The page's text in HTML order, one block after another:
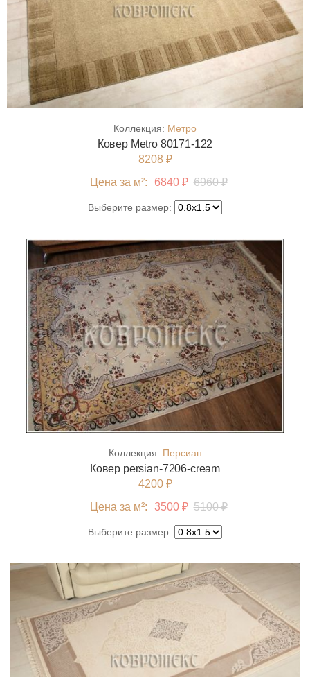
Коллекция: Метро
Ковер Metro 80171-122
8208 ₽
Цена за м²:
6840 ₽ 6960 ₽
Выберите размер:
Коллекция: Персиан
Ковер persian-7206-cream
4200 ₽
Цена за м²:
3500 ₽ 5100 ₽
Выберите размер: